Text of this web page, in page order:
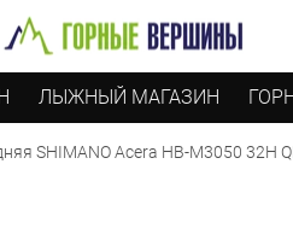
ЛЫЖНЫЙ МАГАЗИН
SHIMANO Acera HB-M3050 32H